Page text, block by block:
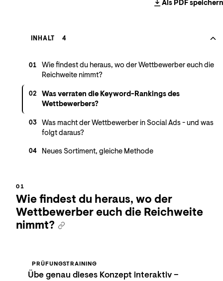
Als PDF speichern
INHALT 4
01
Wie findest du heraus, wo der Wettbewerber euch die
Reichweite nimmt?
02
Was verraten die Keyword-Rankings des
Wettbewerbers?
03
Was macht der Wettbewerber in Social Ads - und was
folgt daraus?
04 Neues Sortiment, gleiche Methode
Wie findest du heraus, wo der
Wettbewerber euch die Reichweite
nimmt?
PRÜFUNGSTRAINING
Übe genau dieses Konzept interaktiv –